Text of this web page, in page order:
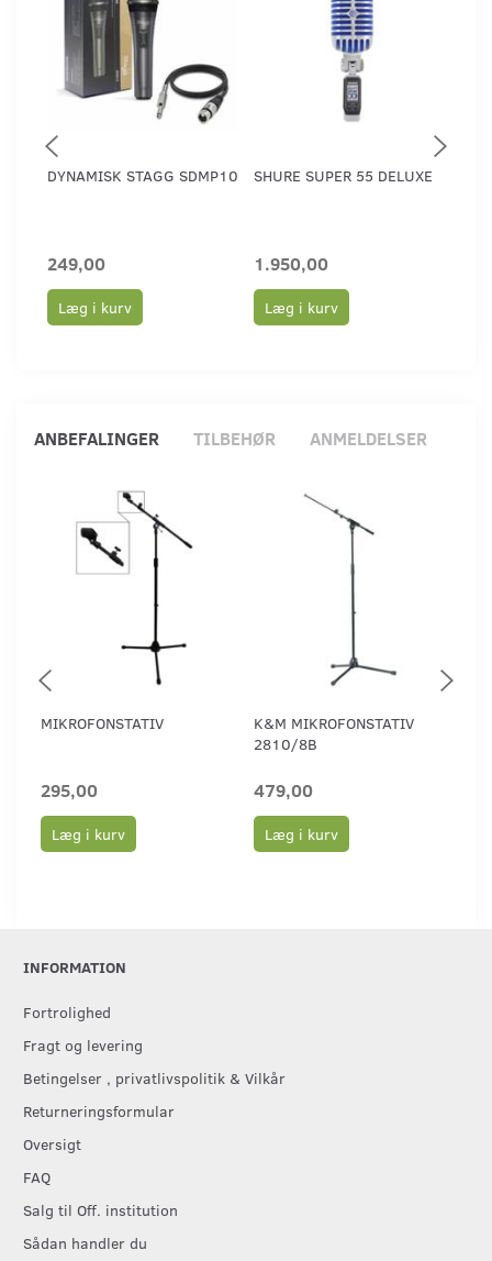
DYNAMISK STAGG SDMP10
249,00
Læg i kurv
SHURE SUPER 55 DELUXE
1.950,00
Læg i kurv
ANBEFALINGER TILBEHØR ANMELDELSER
MIKROFONSTATIV
295,00
Læg i kurv
K&M MIKROFONSTATIV
2810/8B
479,00
Læg i kurv
INFORMATION
Fortrolighed
Fragt og levering
Betingelser , privatlivspolitik & Vilkår
Returneringsformular
Oversigt
FAQ
Salg til Off. institution
Sådan handler du